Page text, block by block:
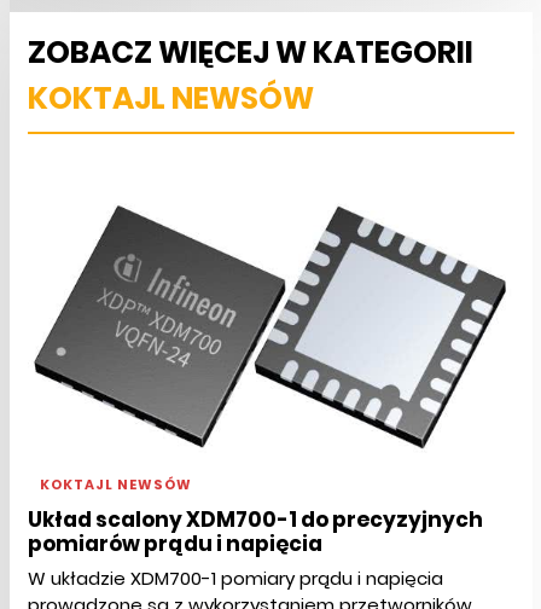
ZOBACZ WIĘCEJ W KATEGORII
KOKTAJL NEWSÓW
KOKTAJL NEWSÓW
Układ scalony XDM700-1 do precyzyjnych
pomiarów prądu i napięcia
W układzie XDM700-1 pomiary prądu i napięcia